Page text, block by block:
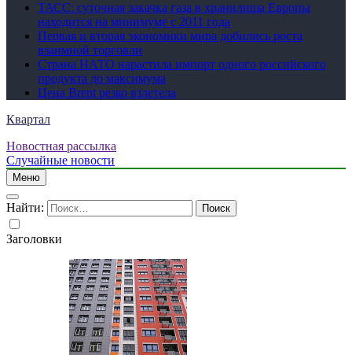
ТАСС: суточная закачка газа в хранилища Европы
находится на минимуме с 2011 года
Первая и вторая экономики мира добились роста
взаимной торговли
Страна НАТО нарастила импорт одного российского
продукта до максимума
Цена Brent резко взлетела
Квартал
Новостная рассылка
Случайные новости
Меню
Найти:
Заголовки